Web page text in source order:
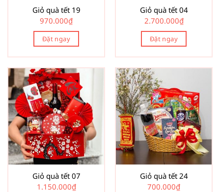
Giỏ quà tết 19
970.000₫
Đặt ngay
Giỏ quà tết 04
2.700.000₫
Đặt ngay
Giỏ quà tết 07
1.150.000₫
Giỏ quà tết 24
700.000₫